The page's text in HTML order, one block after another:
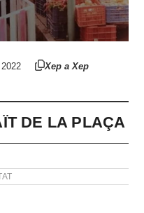
Xep a Xep
DE LA PLAÇA